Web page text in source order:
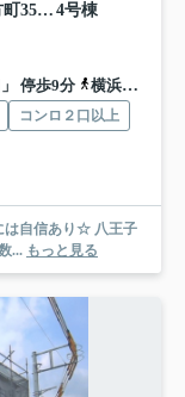
『八王子市新築戸建て』八王子市上壱分方町359-5【仲介手数料無料】 ２４－２期 4号棟
停歩9分
横浜線「八王子」駅 バス24分 「二分方入口」 停歩9分
コンロ２口以上
あり☆ 八王子
... もっと見る